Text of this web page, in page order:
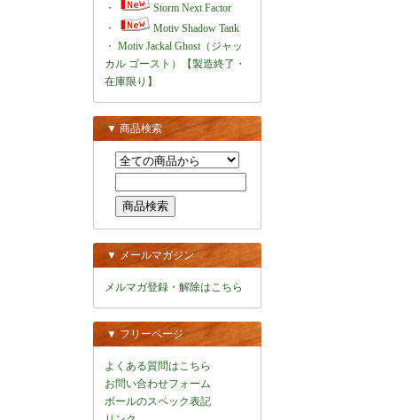
・
Storm Next Factor
・
Motiv Shadow Tank
・ Motiv Jackal Ghost（ジャッ
カル ゴースト）【製造終了・
在庫限り】
▼ 商品検索
▼ メールマガジン
メルマガ登録・解除はこちら
▼ フリーページ
よくある質問はこちら
お問い合わせフォーム
ボールのスペック表記